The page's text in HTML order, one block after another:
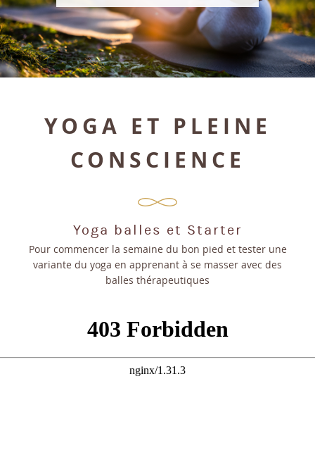
YOGA ET PLEINE
CONSCIENCE
Yoga balles et Starter
Pour commencer la semaine du bon pied et tester une
variante du yoga en apprenant à se masser avec des
balles thérapeutiques